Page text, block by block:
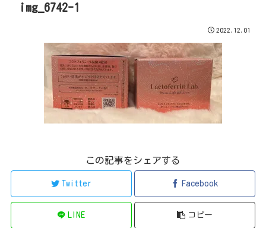
img_6742-1
2022.12.01
この記事をシェアする
Twitter Facebook
LINE コピー